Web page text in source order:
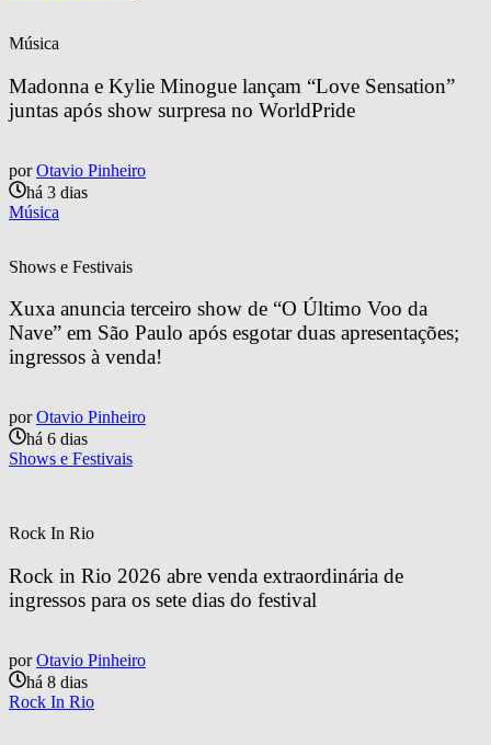
Música
Madonna e Kylie Minogue lançam “Love Sensation”
juntas após show surpresa no WorldPride
por Otavio Pinheiro
há 3 dias
Música
Shows e Festivais
Xuxa anuncia terceiro show de “O Último Voo da
Nave” em São Paulo após esgotar duas apresentações;
ingressos à venda!
por Otavio Pinheiro
há 6 dias
Shows e Festivais
Rock In Rio
Rock in Rio 2026 abre venda extraordinária de
ingressos para os sete dias do festival
por Otavio Pinheiro
há 8 dias
Rock In Rio